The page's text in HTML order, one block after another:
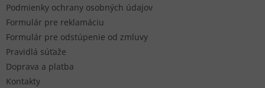
Podmienky ochrany osobných údajov
Formulár pre reklamáciu
Formulár pre odstúpenie od zmluvy
Pravidlá súťaže
Doprava a platba
Kontakty